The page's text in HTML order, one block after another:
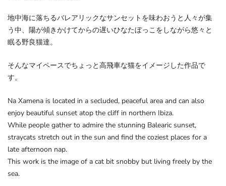
地中海に落ちるバレアリックなサンセットを味わおうと人々が集
う中、陽が傾きかけてからの遅いひなたぼっこをしながら悠々と
眠る野良猫達。
そんなマイペースでちょっと高飛車な猫をイメージした作品で
す。
Na Xamena is located in a secluded, peaceful area and can also
enjoy beautiful sunset atop the cliff in northern Ibiza.
While people gather to admire the stunning Balearic sunset,
straycats stretch out in the sun and find the coziest places for a
late afternoon nap.
This work is the image of a cat bit snobby but living freely by the
sea.